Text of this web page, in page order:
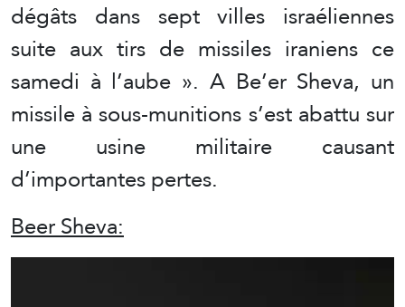
dégâts dans sept villes israéliennes
suite aux tirs de missiles iraniens ce
samedi à l’aube ». A Be’er Sheva, un
missile à sous-munitions s’est abattu sur
une usine militaire causant
d’importantes pertes.
Beer Sheva: